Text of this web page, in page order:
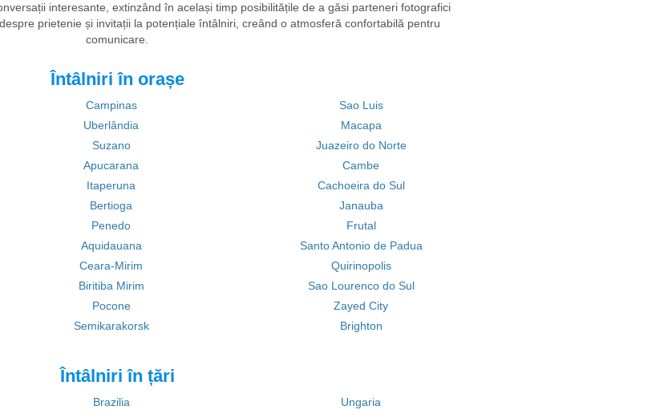
interesante, extinzând în același timp posibilitățile de a găsi parteneri fotografici
prietenie și invitații la potențiale întâlniri, creând o atmosferă confortabilă pentru
comunicare.
Întâlniri în orașe
Campinas
Sao Luis
Uberlândia
Macapa
Suzano
Juazeiro do Norte
Apucarana
Cambe
Itaperuna
Cachoeira do Sul
Bertioga
Janauba
Penedo
Frutal
Aquidauana
Santo Antonio de Padua
Ceara-Mirim
Quirinopolis
Biritiba Mirim
Sao Lourenco do Sul
Pocone
Zayed City
Semikarakorsk Brighton
Întâlniri în țări
Brazilia
Ungaria